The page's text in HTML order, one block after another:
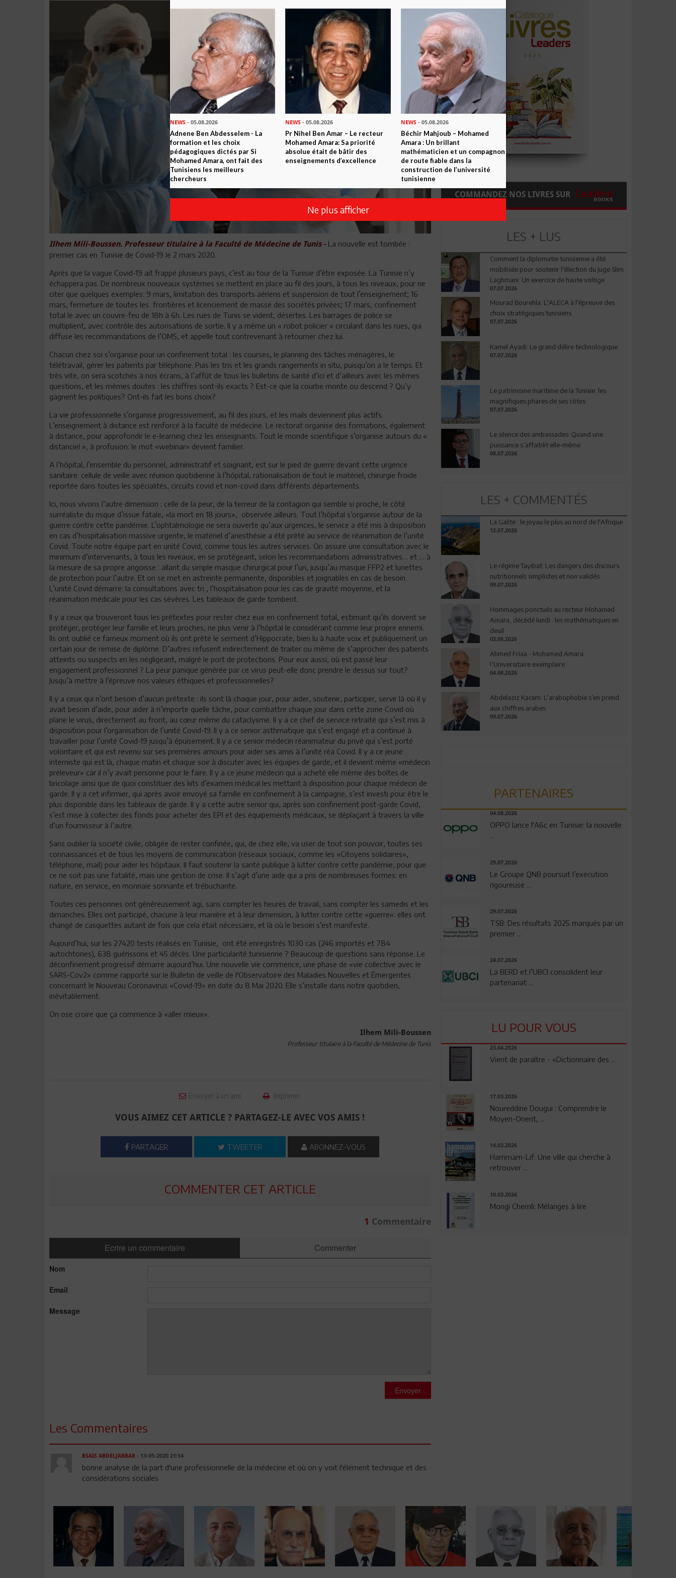
Ilhem Mili-Boussen. Professeur titulaire à la Faculté de Médecine de Tunis - La nouvelle est tombée :
premier cas en Tunisie de Covid-19 le 2 mars 2020.
Après que la vague Covid-19 ait frappé plusieurs pays, c’est au tour de la Tunisie d’être exposée. La Tunisie n’y
échappera pas. De nombreux nouveaux systèmes se mettent en place au fil des jours, à tous les niveaux, pour ne
citer que quelques exemples: 9 mars, limitation des transports aériens et suspension de tout l’enseignement; 16
mars, fermeture de toutes les frontières et licenciement de masse des sociétés privées; 17 mars, confinement
total le avec un couvre-feu de 18h à 6h. Les rues de Tunis se vident, désertes. Les barrages de police se
multiplient, avec contrôle des autorisations de sortie. Il y a même un « robot policier » circulant dans les rues, qui
diffuse les recommandations de l’OMS, et appelle tout contrevenant à retourner chez lui.
Chacun chez soi s’organise pour un confinement total : les courses, le planning des tâches ménagères, le
télétravail, gérer les patients par téléphone. Puis les tris et les grands rangements in situ, puisqu’on a le temps. Et
très vite, on sera scotchés à nos écrans, à l’affût de tous les bulletins de santé d’ici et d’ailleurs avec les mêmes
questions, et les mêmes doutes : les chiffres sont-ils exacts ? Est-ce que la courbe monte ou descend ? Qu’y
gagnent les politiques? Ont-ils fait les bons choix?
La vie professionnelle s’organise progressivement, au fil des jours, et les mails deviennent plus actifs.
L’enseignement à distance est renforcé à la faculté de médecine. Le rectorat organise des formations, également
à distance, pour approfondir le e-learning chez les enseignants. Tout le monde scientifique s’organise autours du «
distanciel », à profusion: le mot «webinar» devient familier.
A l’hôpital, l’ensemble du personnel, administratif et soignant, est sur le pied de guerre devant cette urgence
sanitaire: cellule de veille avec réunion quotidienne à l’hôpital, rationalisation de tout le matériel, chirurgie froide
reportée dans toutes les spécialités, circuits covid et non-covid dans différents départements.
Ici, nous vivons l’autre dimension : celle de la peur, de la terreur de la contagion qui semble si proche, le côté
surréaliste du risque d’issue fatale, «la mort en 18 jours», observée ailleurs. Tout l’hôpital s’organise autour de la
guerre contre cette pandémie. L’ophtalmologie ne sera ouverte qu’aux urgences, le service a été mis à disposition
en cas d’hospitalisation massive urgente, le matériel d’anesthésie a été prêté au service de réanimation de l’unité
Covid. Toute notre équipe part en unité Covid, comme tous les autres services. On assure une consultation avec le
minimum d’intervenants, à tous les niveaux, en se protégeant, selon les recommandations administratives… et … à
la mesure de sa propre angoisse : allant du simple masque chirurgical pour l’un, jusqu’au masque FFP2 et lunettes
de protection pour l’autre. Et on se met en astreinte permanente, disponibles et joignables en cas de besoin.
L’unité Covid démarre: la consultations avec tri , l’hospitalisation pour les cas de gravité moyenne, et la
réanimation médicale pour les cas sévères. Les tableaux de garde tombent.
Il y a ceux qui trouveront tous les prétextes pour rester chez eux en confinement total, estimant qu’ils doivent se
protéger, protéger leur famille et leurs proches, ne plus venir à l’hôpital le considérant comme leur propre ennemi.
Ils ont oublié ce fameux moment où ils ont prêté le serment d’Hippocrate, bien lu à haute voix et publiquement un
certain jour de remise de diplôme. D’autres refusent indirectement de traiter ou même de s’approcher des patients
atteints ou suspects en les négligeant, malgré le port de protections. Pour eux aussi, où est passé leur
engagement professionnel ? La peur panique générée par ce virus peut-elle donc prendre le dessus sur tout?
Jusqu’à mettre à l’épreuve nos valeurs éthiques et professionnelles?
Il y a ceux qui n’ont besoin d’aucun prétexte : ils sont là chaque jour, pour aider, soutenir, participer, servir là où il y
avait besoin d’aide, pour aider à n’importe quelle tâche, pour combattre chaque jour dans cette zone Covid où
plane le virus, directement au front, au cœur même du cataclysme. Il y a ce chef de service retraité qui s’est mis à
disposition pour l’organisation de l’unité Covid-19. Il y a ce senior asthmatique qui s’est engagé et a continué à
travailler pour l’unité Covid-19 jusqu’à épuisement. Il y a ce senior médecin réanimateur du privé qui s’est porté
volontaire et qui est revenu sur ses premières amours pour aider ses amis à l’unité réa Covid. Il y a ce jeune
interniste qui est là, chaque matin et chaque soir à discuter avec les équipes de garde, et il devient même «médecin
préleveur» car il n’y avait personne pour le faire. Il y a ce jeune médecin qui a acheté elle même des boîtes de
bricolage ainsi que de quoi constituer des kits d’examen médical les mettant à disposition pour chaque médecin de
garde. Il y a cet infirmier, qui après avoir envoyé sa famille en confinement à la campagne, s’est investi pour être le
plus disponible dans les tableaux de garde. Il y a cette autre senior qui, après son confinement post-garde Covid,
s’est mise à collecter des fonds pour acheter des EPI et des équipements médicaux, se déplaçant à travers la ville
d’un fournisseur à l’autre.
Sans oublier la société civile, obligée de rester confinée, qui, de chez elle, va user de tout son pouvoir, toutes ses
connaissances et de tous les moyens de communication (réseaux sociaux, comme les «Citoyens solidaires»,
téléphone, mail) pour aider les hôpitaux. Il faut soutenir la santé publique à lutter contre cette pandémie, pour que
ce ne soit pas une fatalité, mais une gestion de crise. Il s’agit d’une aide qui a pris de nombreuses formes: en
nature, en service, en monnaie sonnante et trébuchante.
Toutes ces personnes ont généreusement agi, sans compter les heures de travail, sans compter les samedis et les
dimanches. Elles ont participé, chacune à leur manière et à leur dimension, à lutter contre cette «guerre»: elles ont
changé de casquettes autant de fois que cela était nécessaire, et là où le besoin s’est manifesté.
Aujourd’hui, sur les 27420 tests réalisés en Tunisie, ont été enregistrés 1030 cas (246 importés et 784
autochtones), 638 guérissons et 45 décès. Une particularité tunisienne ? Beaucoup de questions sans réponse. Le
déconfinement progressif démarre aujourd’hui. Une nouvelle vie commence, une phase de «vie collective avec le
SARS-Cov2» comme rapporté sur le Bulletin de veille de l'Observatoire des Maladies Nouvelles et Émergentes
concernant le Nouveau Coronavirus «Covid-19» en date du 8 Mai 2020. Elle s’installe dans notre quotidien,
inévitablement.
On ose croire que ça commence à «aller mieux».
Ilhem Mili-Boussen
Professeur titulaire à la Faculté de Médecine de Tunis
Envoyer à un ami Imprimer
VOUS AIMEZ CET ARTICLE ? PARTAGEZ-LE AVEC VOS AMIS !
PARTAGER TWEETER ABONNEZ-VOUS
COMMENTER CET ARTICLE
1 Commentaire
Ecrire un commentaire Commenter
Nom
Email
Message
Envoyer
Les Commentaires
BSAIS ABDELJABBAR- 13-05-2020 21:14
bonne analyse de la part d'une professionnelle de la médecine et où on y voit l'élément technique et des
considérations sociales
COMMANDEZ NOS LIVRES SUR
LES + LUS
Comment la diplomatie tunisienne a été
mobilisée pour soutenir l'élection du juge Slim
Laghmani: Un exercice de haute voltige
07.07.2026
Mourad Bourehla: L'ALECA à l'épreuve des
choix stratégiques tunisiens
07.07.2026
Kamel Ayadi: Le grand délire technologique
07.07.2026
Le patrimoine maritime de la Tunisie: les
magnifiques phares de ses côtes
07.07.2026
Le silence des ambassades: Quand une
puissance s’affaiblit elle-même
08.07.2026
LES + COMMENTÉS
La Galite : le joyau le plus au nord de l'Afrique
12.07.2026
Le régime Tayibat: Les dangers des discours
nutritionnels simplistes et non validés
09.07.2026
Hommages ponctués au recteur Mohamed
Amara, décédé lundi : les mathématiques en
deuil
03.08.2026
Ahmed Friaa - Mohamed Amara:
l’Universitaire exemplaire
04.08.2026
Abdelaziz Kacem: L’arabophobie s’en prend
aux chiffres arabes
09.07.2026
PARTENAIRES
04.08.2026
OPPO lance l'A6c en Tunisie: la nouvelle
...
29.07.2026
Le Groupe QNB poursuit l’exécution
rigoureuse ...
29.07.2026
TSB: Des résultats 2025 marqués par un
premier ...
24.07.2026
La BERD et l’UBCI consolident leur
partenariat ...
LU POUR VOUS
23.04.2026
Vient de paraître - «Dictionnaire des ...
17.03.2026
Noureddine Dougui : Comprendre le
Moyen-Orient, ...
14.03.2026
Hammam-Lif: Une ville qui cherche à
retrouver ...
10.03.2026
Mongi Chemli: Mélanges à lire
NEWS - 05.08.2026
Adnene Ben Abdesselem - La
formation et les choix
pédagogiques dictés par Si
Mohamed Amara, ont fait des
Tunisiens les meilleurs
chercheurs
NEWS - 05.08.2026
Pr Nihel Ben Amar – Le recteur
Mohamed Amara: Sa priorité
absolue était de bâtir des
enseignements d’excellence
NEWS- 05.08.2026
Béchir Mahjoub – Mohamed
Amara : Un brillant
mathématicien et un compagnon
de route fiable dans la
construction de l’université
tunisienne
Ne plus afficher